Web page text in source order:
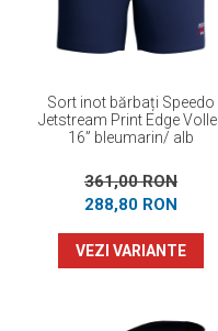
Sort inot bărbați Speedo
Jetstream Print Edge Volley
16” bleumarin/ alb
361,00 RON
288,80 RON
VEZI VARIANTE